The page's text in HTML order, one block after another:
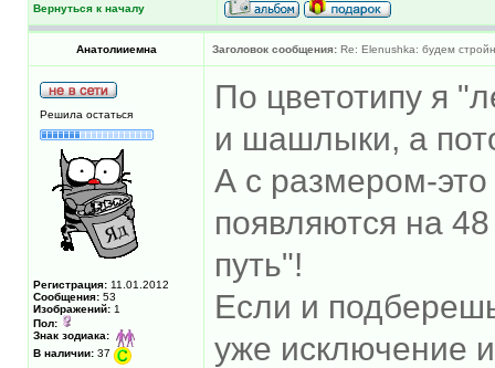
Вернуться к началу
Анатолииемна Заголовок сообщения: Re: Elenushka: будем
Решила остаться
Регистрация: 11.01.2012
Сообщения: 53
Изображений: 1
Пол:
Знак зодиака:
В наличии: 37
По цветотипу я
и шашлыки, а
А с размером-это
появляются на
путь"!
Если и
уже исключение